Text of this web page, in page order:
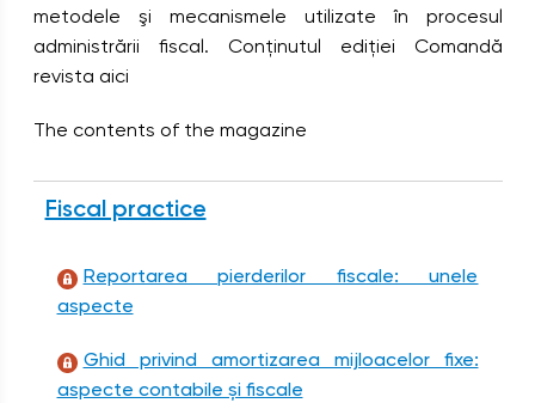
metodele şi mecanismele utilizate în procesul
administrării fiscal. Conținutul ediției Comandă
revista aici
The contents of the magazine
Fiscal practice
Reportarea pierderilor fiscale: unele
aspecte
Ghid privind amortizarea mijloacelor fixe:
aspecte contabile și fiscale